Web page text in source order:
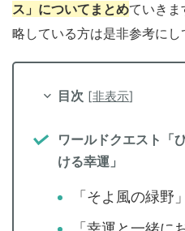
ス」についてまとめていき
略している方は是非参考にし
目次 [非表示]
ワールドクエスト「
ける幸運」
「そよ風の緑野